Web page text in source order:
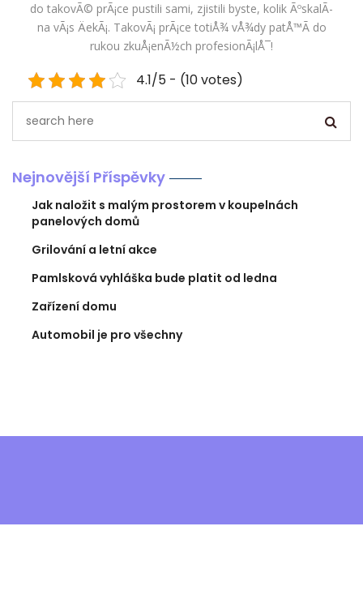
do takovÃ© prÃ¡ce pustili sami, zjistili byste, kolik ÃºskalÃ­
na vÃ¡s ÄekÃ¡. TakovÃ¡ prÃ¡ce totiÅ¾ vÅ¾dy patÅ™Ã­ do
rukou zkuÅ¡enÃ½ch profesionÃ¡lÅ¯!
4.1/5 - (10 votes)
Nejnovější Příspěvky
Jak naložit s malým prostorem v koupelnách
panelových domů
Grilování a letní akce
Pamlsková vyhláška bude platit od ledna
Zařízení domu
Automobil je pro všechny